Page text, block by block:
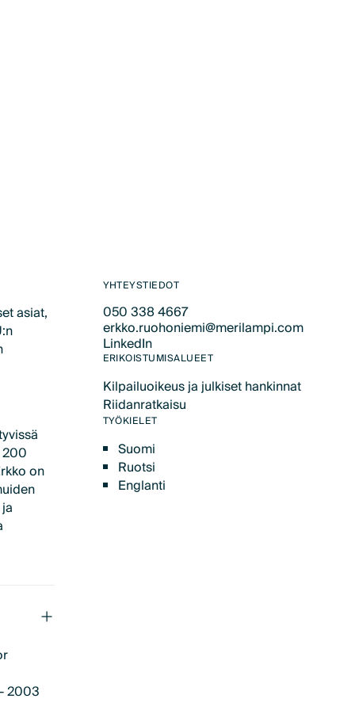
asiat,
200
on
2003
YHTEYSTIEDOT
050 338 4667
Text Link
erkko.ruohoniemi@merilampi.com
Text Link
LinkedIn
Text Link
ERIKOISTUMISALUEET
Kilpailuoikeus ja julkiset hankinnat
Text Link
Riidanratkaisu
Text Link
TYÖKIELET
Suomi
Ruotsi
Englanti